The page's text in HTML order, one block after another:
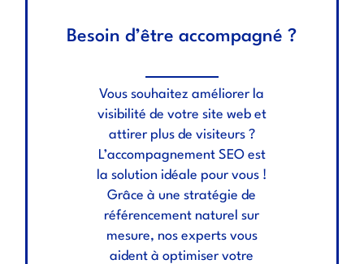
Besoin d’être accompagné ?
Vous souhaitez améliorer la
visibilité de votre site web et
attirer plus de visiteurs ?
L’accompagnement SEO est
la solution idéale pour vous !
Grâce à une stratégie de
référencement naturel sur
mesure, nos experts vous
aident à optimiser votre